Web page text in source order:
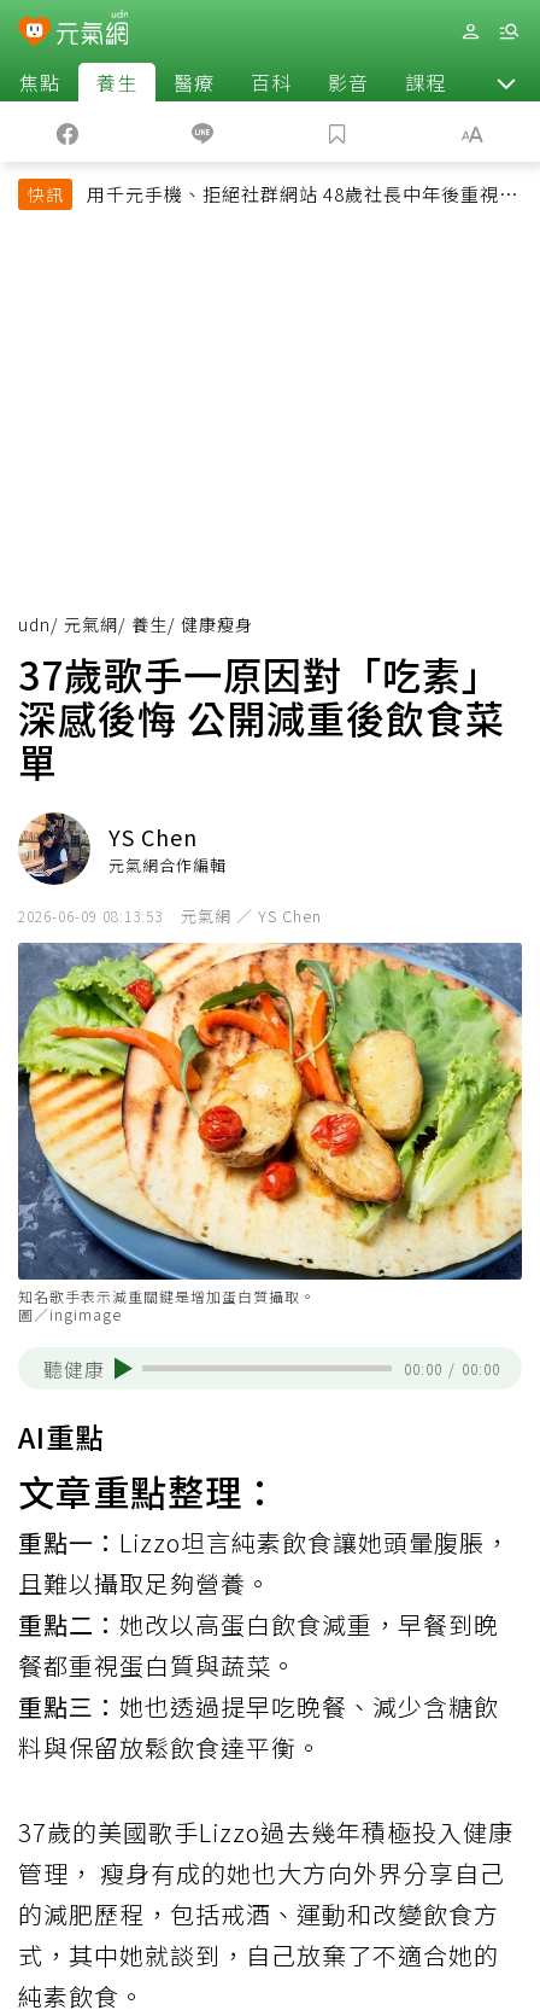
焦點 養生 醫療 百科 影音 課程 退休
快訊
用千元手機、拒絕社群網站 48歲社長中年後重視和
udn/ 元氣網/ 養生/ 健康瘦身
37歲歌手一原因對「吃素」
深感後悔 公開減重後飲食菜
單
YS Chen
元氣網合作編輯
2026-06-09 08:13:53 元氣網 ／ YS Chen
知名歌手表示減重關鍵是增加蛋白質攝取。
圖／ingimage
聽健康 00:00 / 00:00
AI重點
文章重點整理：
重點一： Lizzo坦言純素飲食讓她頭暈腹脹，
且難以攝取足夠營養。
重點二： 她改以高蛋白飲食減重，早餐到晚
餐都重視蛋白質與蔬菜。
重點三： 她也透過提早吃晚餐、減少含糖飲
料與保留放鬆飲食達平衡。
37歲的美國歌手Lizzo過去幾年積極投入健康
管理， 瘦身有成的她也大方向外界分享自己
的減肥歷程，包括戒酒、運動和改變飲食方
式，其中她就談到，自己放棄了不適合她的
純素飲食。